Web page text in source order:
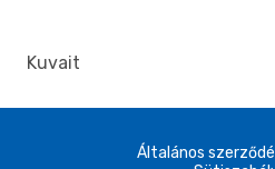
Kuvait
Általános